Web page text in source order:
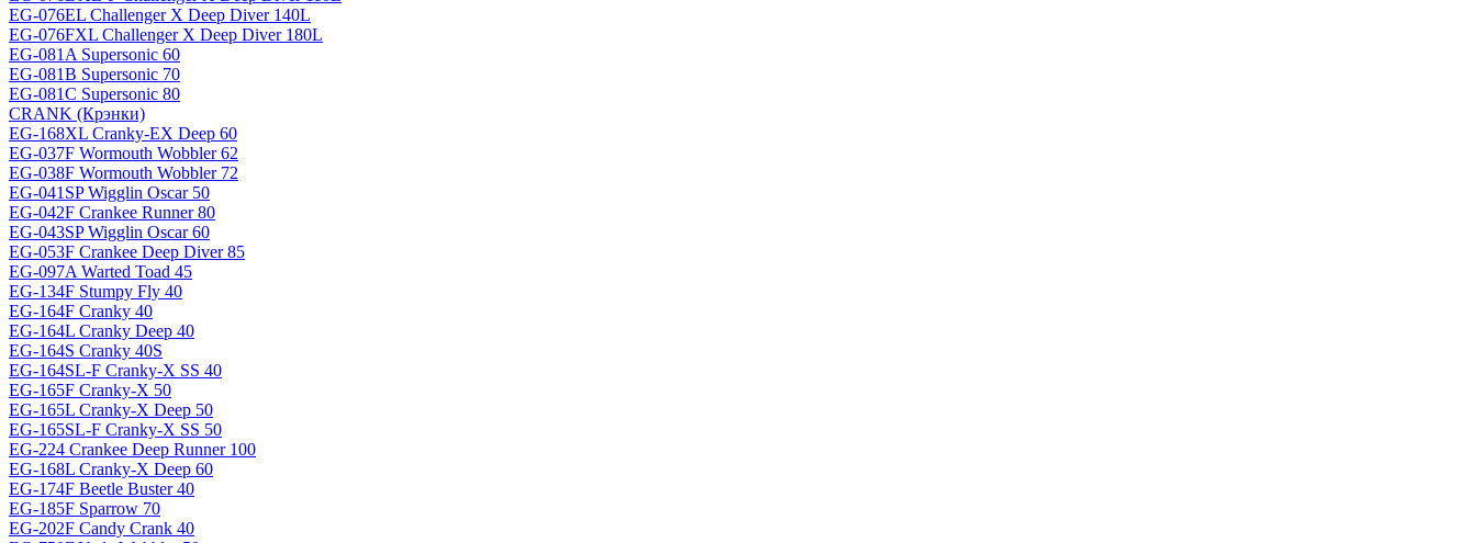
EG-076EL Challenger X Deep Diver 140L
EG-076FXL Challenger X Deep Diver 180L
EG-081A Supersonic 60
EG-081B Supersonic 70
EG-081C Supersonic 80
CRANK (Крэнки)
EG-168XL Cranky-EX Deep 60
EG-037F Wormouth Wobbler 62
EG-038F Wormouth Wobbler 72
EG-041SP Wigglin Oscar 50
EG-042F Crankee Runner 80
EG-043SP Wigglin Oscar 60
EG-053F Crankee Deep Diver 85
EG-097A Warted Toad 45
EG-134F Stumpy Fly 40
EG-164F Cranky 40
EG-164L Cranky Deep 40
EG-164S Cranky 40S
EG-164SL-F Cranky-X SS 40
EG-165F Cranky-X 50
EG-165L Cranky-X Deep 50
EG-165SL-F Cranky-X SS 50
EG-224 Crankee Deep Runner 100
EG-168L Cranky-X Deep 60
EG-174F Beetle Buster 40
EG-185F Sparrow 70
EG-202F Candy Crank 40